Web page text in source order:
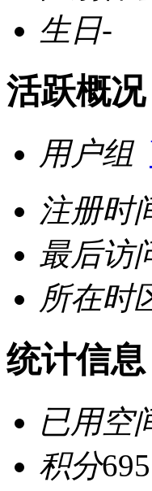
生日-
活跃概况
用户组
注册时
最后访
所在时
统计信息
已用空
积分695